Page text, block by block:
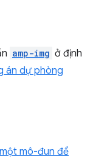
amp-img ở định
án dự phòng
một mô-đun để